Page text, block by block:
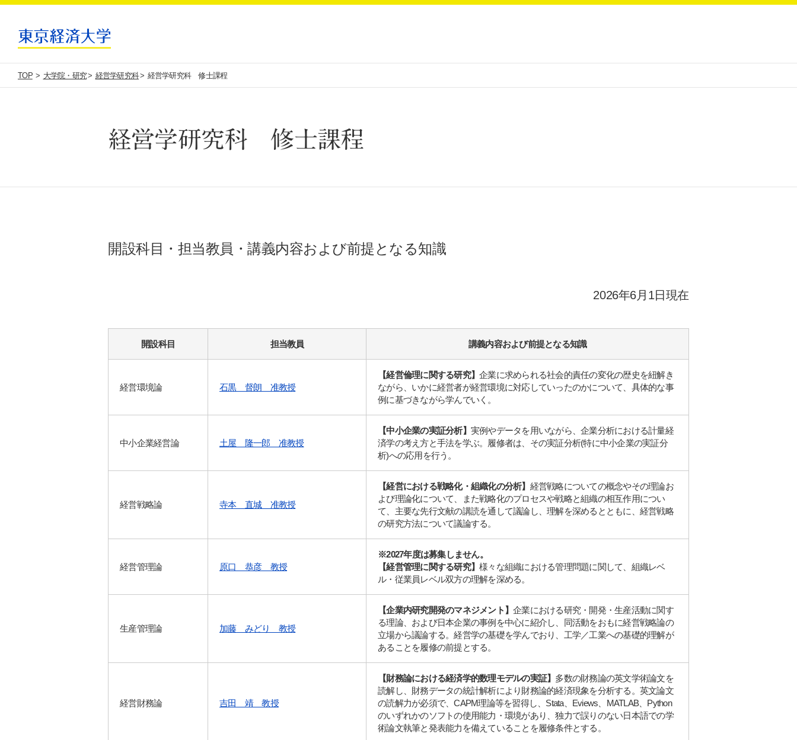
TOP 大学院・研究 経営学研究科 経営学研究科 修士課程
経営学研究科 修士課程
開設科目・担当教員・講義内容および前提となる知識
2026年6月1日現在
開設科目 担当教員 講義内容および前提となる知識
経営環境論 石黒 督朗 准教授
【経営倫理に関する研究】 企業に求められる社会的責任の変化の歴史を紐解き
ながら、いかに経営者が経営環境に対応していったのかについて、具体的な事
例に基づきながら学んでいく。
中小企業経営論 土屋 隆一郎 准教授
【中小企業の実証分析】 実例やデータを用いながら、企業分析における計量経
済学の考え方と手法を学ぶ。履修者は、その実証分析(特に中小企業の実証分
析)への応用を行う。
経営戦略論 寺本 直城 准教授
【経営における戦略化・組織化の分析】 経営戦略についての概念やその理論お
よび理論化について、また戦略化のプロセスや戦略と組織の相互作用につい
て、主要な先行文献の講読を通して議論し、理解を深めるとともに、経営戦略
の研究方法について議論する。
経営管理論 原口 恭彦 教授
※2027年度は募集しません。
【経営管理に関する研究】 様々な組織における管理問題に関して、組織レベ
ル・従業員レベル双方の理解を深める。
生産管理論 加藤 みどり 教授
【企業内研究開発のマネジメント】 企業における研究・開発・生産活動に関す
る理論、および日本企業の事例を中心に紹介し、同活動をおもに経営戦略論の
立場から議論する。経営学の基礎を学んでおり、工学／工業への基礎的理解が
あることを履修の前提とする。
経営財務論 吉田 靖 教授
【財務論における経済学的数理モデルの実証】 多数の財務論の英文学術論文を
読解し、財務データの統計解析により財務論的経済現象を分析する。英文論文
の読解力が必須で、CAPM理論等を習得し、Stata、Eviews、MATLAB、Python
のいずれかのソフトの使用能力・環境があり、独力で誤りのない日本語での学
術論文執筆と発表能力を備えていることを履修条件とする。